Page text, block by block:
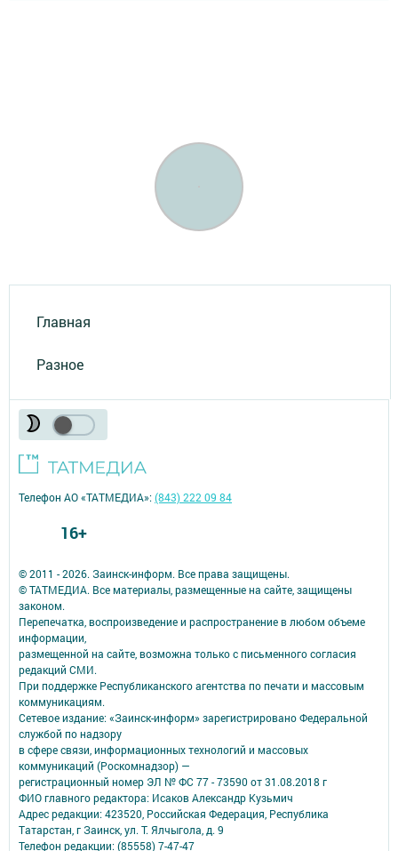
Главная
Разное
© 2011 - 2026. Заинск-информ. Все права защищены.
© ТАТМЕДИА. Все материалы, размещенные на сайте, защищены
законом.
Перепечатка, воспроизведение и распространение в любом объеме
информации,
размещенной на сайте, возможна только с письменного согласия
редакций СМИ.
При поддержке Республиканского агентства по печати и массовым
коммуникациям.
Сетевое издание: «Заинск-информ» зарегистрировано Федеральной
службой по надзору
в сфере связи, информационных технологий и массовых
коммуникаций (Роскомнадзор) —
регистрационный номер ЭЛ № ФС 77 - 73590 от 31.08.2018 г
ФИО главного редактора: Исаков Александр Кузьмич
Адрес редакции: 423520, Российская Федерация, Республика
Татарстан, г Заинск, ул. Т. Ялчыгола, д. 9
Телефон редакции: (85558) 7-47-47
Телефон АО «ТАТМЕДИА»:(843) 222 09 84
16+